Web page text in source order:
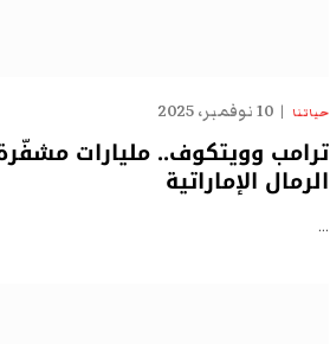
حياتنا 10 نوفمبر، 2025
ترامب وويتكوف.. مليارات
الرمال الإماراتية
…